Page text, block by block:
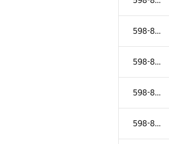
598-854
598-854
598-854
598-854